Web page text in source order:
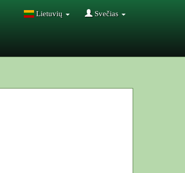
Lietuvių Svečias